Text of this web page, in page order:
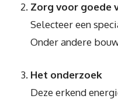
Zorg voor goede
Selecteer een
Onder andere
Het onderzoek
Deze erkend